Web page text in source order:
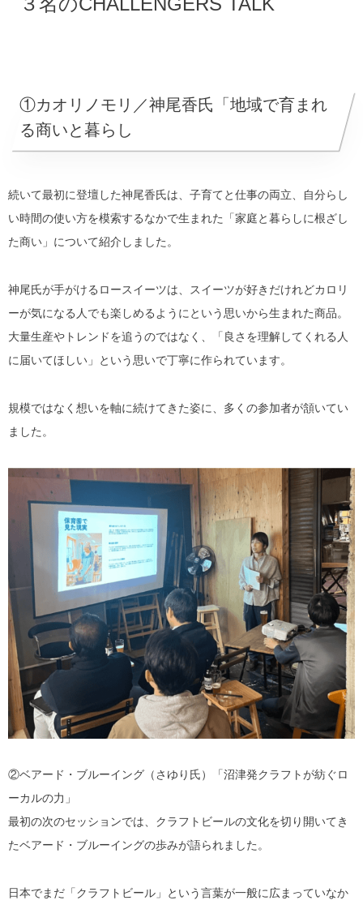
①カオリノモリ／神尾香氏「地域で育まれ
る商いと暮らし
続いて最初に登壇した神尾香氏は、子育てと仕事の両立、自分らし
い時間の使い方を模索するなかで生まれた「家庭と暮らしに根ざし
た商い」について紹介しました。
神尾氏が手がけるロースイーツは、スイーツが好きだけれどカロリ
ーが気になる人でも楽しめるようにという思いから生まれた商品。
大量生産やトレンドを追うのではなく、「良さを理解してくれる人
に届いてほしい」という思いで丁寧に作られています。
規模ではなく想いを軸に続けてきた姿に、多くの参加者が頷いてい
ました。
②ベアード・ブルーイング（さゆり氏）
「沼津発クラフトが紡ぐロ
ーカルの力」
最初の次のセッションでは、クラフトビールの文化を切り開いてき
たベアード・ブルーイングの歩みが語られました。
日本でまだ「クラフトビール」という言葉が一般に広まっていなか